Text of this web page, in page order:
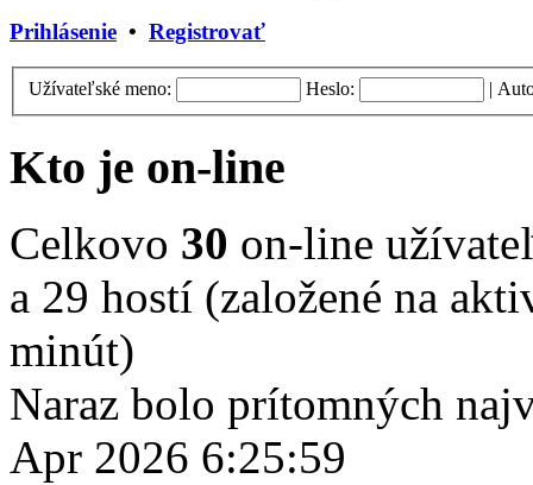
Prihlásenie • Registrovať
Užívateľské meno: Heslo: |
Kto je on-line
Celkovo 30 on-line
a 29 hostí (založené na
minút)
Naraz bolo prítomných
Apr 2026 6:25:59